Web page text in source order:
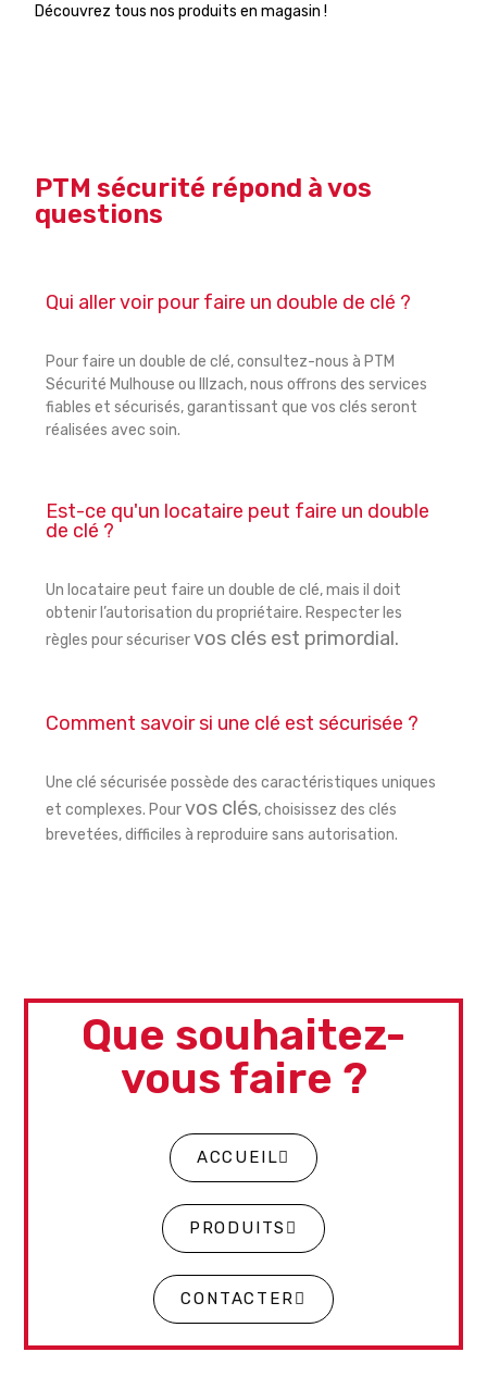
Découvrez tous nos produits en magasin !
PTM sécurité répond à vos
questions
Qui aller voir pour faire un double de clé ?
Pour faire un double de clé, consultez-nous à PTM
Sécurité Mulhouse ou Illzach, nous offrons des services
fiables et sécurisés, garantissant que vos clés seront
réalisées avec soin.
Est-ce qu'un locataire peut faire un double
de clé ?
Un locataire peut faire un double de clé, mais il doit
obtenir l’autorisation du propriétaire. Respecter les
règles pour sécuriservos clés est primordial.
Comment savoir si une clé est sécurisée ?
Une clé sécurisée possède des caractéristiques uniques
et complexes. Pourvos clés, choisissez des clés
brevetées, difficiles à reproduire sans autorisation.
Que souhaitez-
vous faire ?
ACCUEIL
PRODUITS
CONTACTER